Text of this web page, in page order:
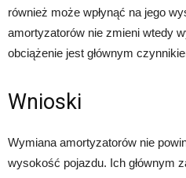
również może wpłynąć na jego
amortyzatorów nie zmieni wtedy
obciążenie jest głównym
Wnioski
Wymiana amortyzatorów nie
wysokość pojazdu. Ich głównym